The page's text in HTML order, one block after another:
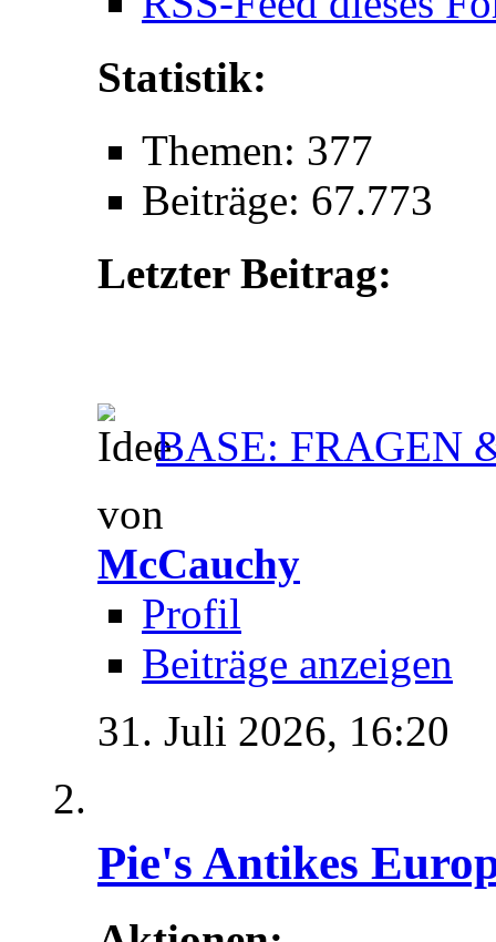
Statistik:
Themen: 377
Beiträge: 67.773
Letzter Beitrag:
BASE: FRAGEN
von
McCauchy
Profil
Beiträge anzeigen
31. Juli 2026, 16:20
Pie's Antikes